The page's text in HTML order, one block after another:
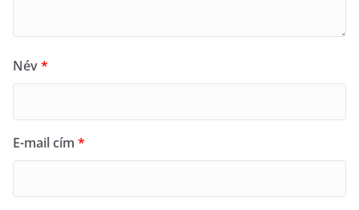
Név*
E-mail cím *